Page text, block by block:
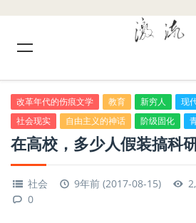
改革年代的伤痕文学 教育 新穷人 现
社会现实
自由主义的神话 阶级固化
在高校，多少人假装搞科
社会 9年前 (2017-08-15)
0